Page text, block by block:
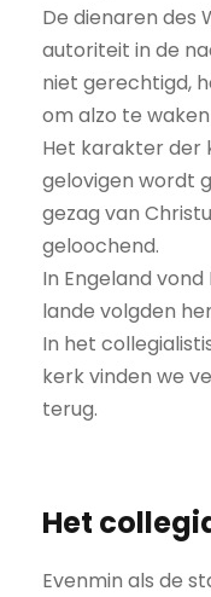
De dienaren des
autoriteit in de
niet gerechtigd,
om alzo te
Het karakter der
gelovigen wordt
gezag van
geloochend.
In Engeland
lande volgden
In het
kerk vinden we
terug.
Het
Evenmin als de